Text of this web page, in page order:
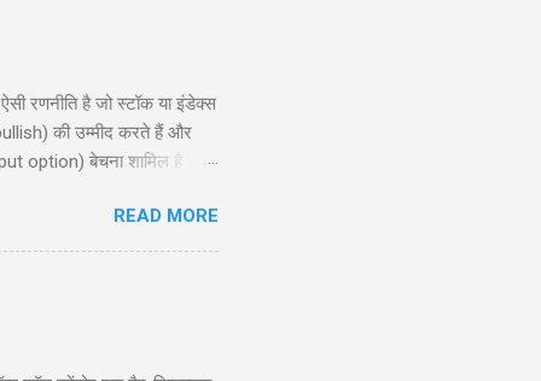
रणनीति है जो स्टॉक या इंडेक्स
की उम्मीद करते हैं और
option) बेचना शामिल है।
समझने और इसे प्रभावी ढंग से लागू
...
READ MORE